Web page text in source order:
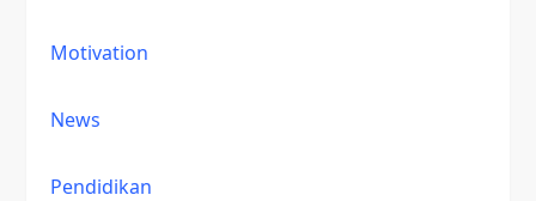
Motivation
News
Pendidikan